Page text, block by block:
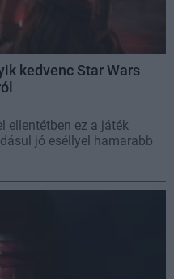
kedvenc Star Wars
ellentétben ez a játék
jó eséllyel hamarabb